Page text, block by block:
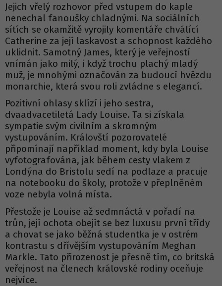
Jejich vřelý rozhovor před vstupem do kaple
nenechal fanoušky chladnými. Na sociálních
sítích se okamžitě vyrojily komentáře chválící
Catherine za její laskavost a schopnost každého
uklidnit. Samotný James, který je veřejností
vnímán jako milý, i když trochu plachý mladý
muž, je mnohými označován za budoucí hvězdu
monarchie, která svou roli zvládne s elegancí.
Pozitivní ohlasy sklízí i jeho sestra,
dvaadvacetiletá Lady Louise. Ta si získala
sympatie svým civilním a skromným
vystupováním. Královští pozorovatelé
připomínají například moment, kdy byla Louise
vyfotografována, jak během cesty vlakem z
Londýna do Bristolu sedí na podlaze a pracuje
na notebooku do školy, protože v přeplněném
voze nebyla volná místa.
Přestože je Louise až sedmnáctá v pořadí na
trůn, její ochota obejít se bez luxusu první třídy
a chovat se jako běžná studentka je v ostrém
kontrastu s dřívějším vystupováním Meghan
Markle. Tato přirozenost je přesně tím, co britská
veřejnost na členech královské rodiny oceňuje
nejvíce.